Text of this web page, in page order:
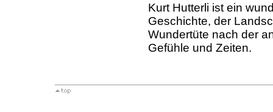
Kurt Hutterli ist ein
Geschichte, der
Wundertüte nach der
Gefühle und Zeiten.